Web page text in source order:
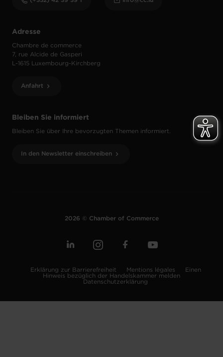
Bleiben Sie informiert
Bleiben Sie über Ihre bevorzugten Themen informiert.
In den Newsletter einschreiben
Adresse
Chambre de commerce
7, rue Alcide de Gasperi
L-1615 Luxembourg-Kirchberg
Anfahrt
2026 © Chamber of Commerce
Erklärung zur Barrierefreiheit Mentions légales
Einen
Hinweis bezüglich der Handelskammer melden
Datenschutzerklärung